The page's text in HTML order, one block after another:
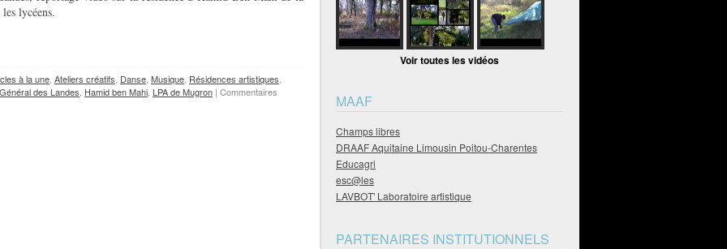
lycéens.
à la une, Ateliers créatifs, Danse, Musique, Résidences artistiques,
des Landes, Hamid ben Mahi, LPA de Mugron | Commentaires
Voir toutes les vidéos
MAAF
Champs libres
DRAAF Aquitaine Limousin Poitou-Charentes
Educagri
esc@les
LAVBOT' Laboratoire artistique
PARTENAIRES INSTITUTIONNELS